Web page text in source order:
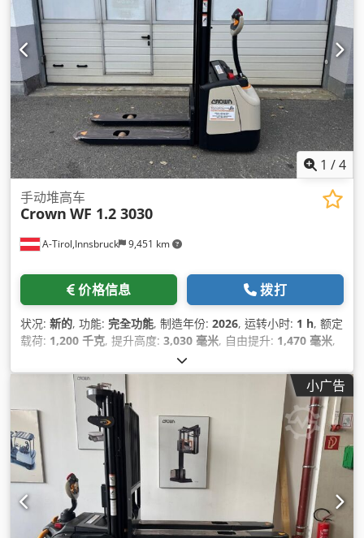
1 /4
A-Tirol,Innsbruck 9,451 km
手动堆高车
Crown WF 1.2 3030
价格信息 拨打
状况: 新的, 功能: 完全功能, 制造年份: 2026, 运转小时: 1 h, 额定
载荷: 1,200 千克, 提升高度: 3,030 毫米, 自由提升: 1,470 毫米,
, 建筑高度:
1,200 毫米, 总长度:1,845 毫米, 驱动类型:Elektro, 施工宽度:
小广告